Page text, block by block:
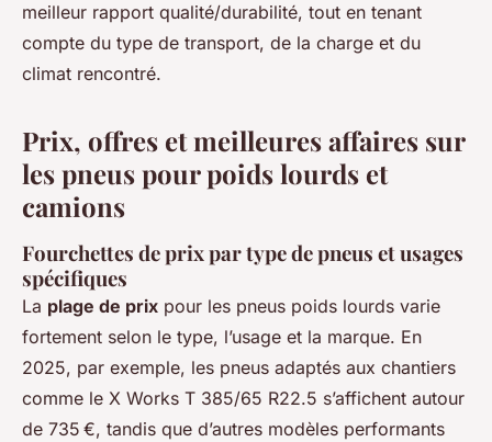
meilleur rapport qualité/durabilité, tout en tenant
compte du type de transport, de la charge et du
climat rencontré.
Prix, offres et meilleures affaires sur
les pneus pour poids lourds et
camions
Fourchettes de prix par type de pneus et usages
spécifiques
La plage de prix pour les pneus poids lourds varie
fortement selon le type, l’usage et la marque. En
2025, par exemple, les pneus adaptés aux chantiers
comme le X Works T 385/65 R22.5 s’affichent autour
de 735 €, tandis que d’autres modèles performants